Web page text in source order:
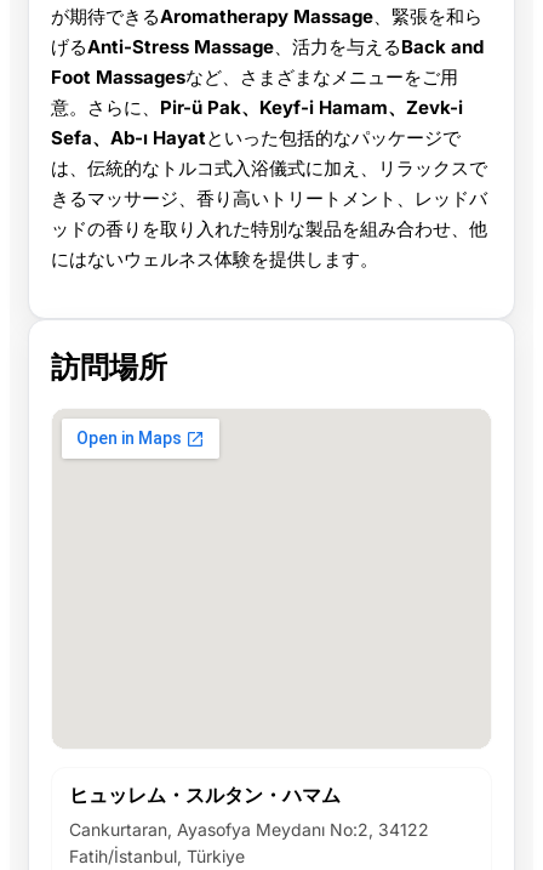
が期待できるAromatherapy Massage、緊張を和ら
げるAnti-Stress Massage、活力を与えるBack and
Foot Massagesなど、さまざまなメニューをご用
意。さらに、 Pir-ü Pak、Keyf-i Hamam、Zevk-i
Sefa、Ab-ı Hayatといった包括的なパッケージで
は、伝統的なトルコ式入浴儀式に加え、リラックスで
きるマッサージ、香り高いトリートメント、レッドバ
ッドの香りを取り入れた特別な製品を組み合わせ、他
にはないウェルネス体験を提供します。
訪問場所
ヒュッレム・スルタン・ハマム
Cankurtaran, Ayasofya Meydanı No:2, 34122
Fatih/İstanbul, Türkiye